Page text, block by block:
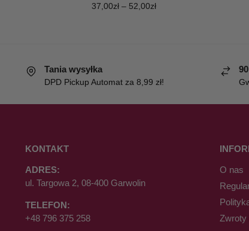
37,00zł – 52,00zł
Tania wysyłka
DPD Pickup Automat za 8,99 zł!
KONTAKT
ADRES:
ul. Targowa 2, 08-400 Garwolin
TELEFON:
+48 796 375 258
O nas
Zwroty